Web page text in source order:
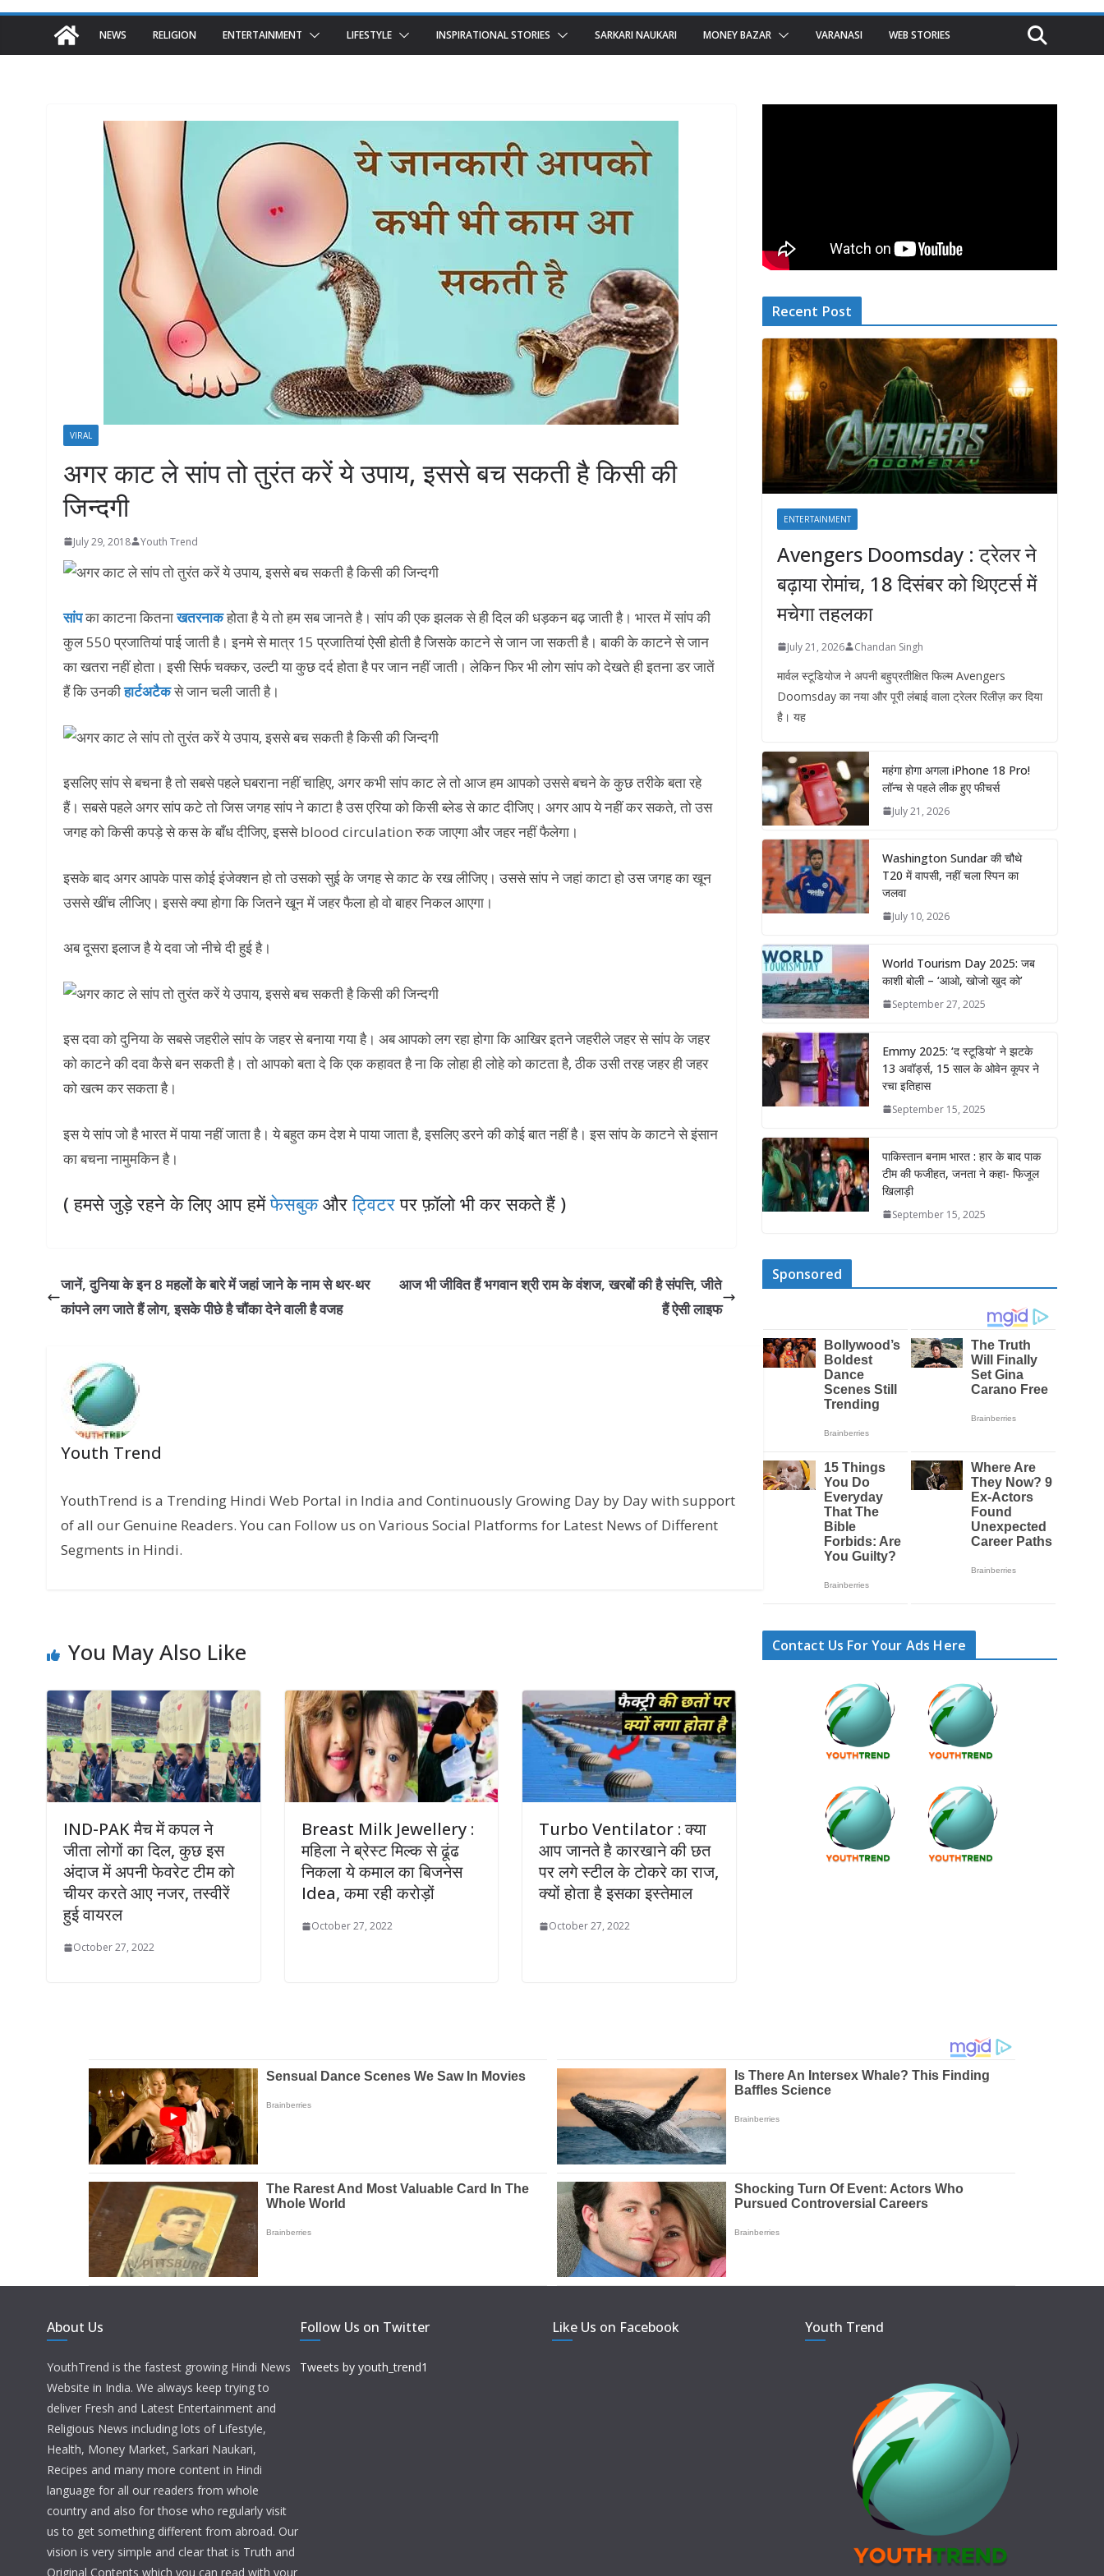
NEWS RELIGION ENTERTAINMENT LIFESTYLE INSPIRATIONAL STORIES SARKARI NAUKARI MONEY BAZAR VARANASI WEB STORIES
VIRAL
अगर काट ले सांप तो तुरंत करें ये उपाय, इससे बच सकती है किसी की
जिन्दगी
July 29, 2018 Youth Trend
सांपका काटना कितनाखतरनाकहोता है ये तो हम सब जानते है। सांप की एक झलक से ही दिल की धड़कन बढ़ जाती है। भारत में सांप की
कुल 550 प्रजातियां पाई जाती है। इनमे से मात्र 15 प्रजातियां ऐसी होती है जिसके काटने से जान जा सकती है। बाकी के काटने से जान
का खतरा नहीं होता। इसी सिर्फ चक्कर, उल्टी या कुछ दर्द होता है पर जान नहीं जाती। लेकिन फिर भी लोग सांप को देखते ही इतना डर जातें
हैं कि उनकीहार्टअटैकसे जान चली जाती है।
इसलिए सांप से बचना है तो सबसे पहले घबराना नहीं चाहिए, अगर कभी सांप काट ले तो आज हम आपको उससे बचने के कुछ तरीके बता रहे
हैं। सबसे पहले अगर सांप कटे तो जिस जगह सांप ने काटा है उस एरिया को किसी ब्लेड से काट दीजिए। अगर आप ये नहीं कर सकते, तो उस
जगह को किसी कपड़े से कस के बाँध दीजिए, इससे blood circulation रुक जाएगा और जहर नहीं फैलेगा।
इसके बाद अगर आपके पास कोई इंजेक्शन हो तो उसको सुई के जगह से काट के रख लीजिए। उससे सांप ने जहां काटा हो उस जगह का खून
उससे खींच लीजिए। इससे क्या होगा कि जितने खून में जहर फैला हो वो बाहर निकल आएगा।
अब दूसरा इलाज है ये दवा जो नीचे दी हुई है।
इस दवा को दुनिया के सबसे जहरीले सांप के जहर से बनाया गया है। अब आपको लग रहा होगा कि आखिर इतने जहरीले जहर से सांप के जहर
को काटने की दवा कैसे बन सकती है। तो आपको बता दे कि एक कहावत है ना कि लोहा ही लोहे को काटता है, ठीक उसी तरह जहर ही जहर
को खत्म कर सकता है।
इस ये सांप जो है भारत में पाया नहीं जाता है। ये बहुत कम देश मे पाया जाता है, इसलिए डरने की कोई बात नहीं है। इस सांप के काटने से इंसान
का बचना नामुमकिन है।
( हमसे जुड़े रहने के लिए आप हमेंफेसबुकऔरट्विटरपर फ़ॉलो भी कर सकते हैं )
जानें, दुनिया के इन 8 महलों के बारे में जहां जाने के नाम से थर-थर
कांपने लग जाते हैं लोग, इसके पीछे है चौंका देने वाली है वजह
आज भी जीवित हैं भगवान श्री राम के वंशज, खरबोंं की है संपत्ति, जीते
हैं ऐसी लाइफ
Youth Trend
YouthTrend is a Trending Hindi Web Portal in India and Continuously Growing Day by Day with support
of all our Genuine Readers. You can Follow us on Various Social Platforms for Latest News of Different
Segments in Hindi.
You May Also Like
IND-PAK मैच में कपल ने
जीता लोगों का दिल, कुछ इस
अंदाज में अपनी फेवरेट टीम को
चीयर करते आए नजर, तस्वीरें
हुई वायरल
October 27, 2022
Breast Milk Jewellery :
महिला ने ब्रेस्ट मिल्क से ढूंढ
निकला ये कमाल का बिजनेस
Idea, कमा रही करोड़ों
October 27, 2022
Turbo Ventilator : क्या
आप जानते है कारखाने की छत
पर लगे स्टील के टोकरे का राज,
क्यों होता है इसका इस्तेमाल
October 27, 2022
Recent Post
ENTERTAINMENT
Avengers Doomsday : ट्रेलर ने
बढ़ाया रोमांच, 18 दिसंबर को थिएटर्स में
मचेगा तहलका
July 21, 2026 Chandan Singh
मार्वल स्टूडियोज ने अपनी बहुप्रतीक्षित फिल्म Avengers
Doomsday का नया और पूरी लंबाई वाला ट्रेलर रिलीज़ कर दिया
है। यह
महंगा होगा अगला iPhone 18 Pro!
लॉन्च से पहले लीक हुए फीचर्स
July 21, 2026
Washington Sundar की चौथे
T20 में वापसी, नहीं चला स्पिन का
जलवा
July 10, 2026
World Tourism Day 2025: जब
काशी बोली – ‘आओ, खोजो खुद को’
September 27, 2025
Emmy 2025: ‘द स्टूडियो’ ने झटके
13 अवॉर्ड्स, 15 साल के ओवेन कूपर ने
रचा इतिहास
September 15, 2025
पाकिस्तान बनाम भारत : हार के बाद पाक
टीम की फजीहत, जनता ने कहा- फिजूल
खिलाड़ी
September 15, 2025
Sponsored
Contact Us For Your Ads Here
About Us
YouthTrend is the fastest growing Hindi News
Website in India. We always keep trying to
deliver Fresh and Latest Entertainment and
Religious News including lots of Lifestyle,
Health, Money Market, Sarkari Naukari,
Recipes and many more content in Hindi
language for all our readers from whole
country and also for those who regularly visit
us to get something different from abroad. Our
vision is very simple and clear that is Truth and
Original Contents which you can read with your
Follow Us on Twitter
Tweets by youth_trend1
Like Us on Facebook Youth Trend